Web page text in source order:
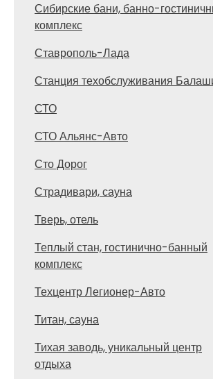
Сибирские бани, банно-
комплекс
Ставрополь-Лада
Станция техобслуживания
СТО
СТО Альянс-Авто
Сто Дорог
Страдивари, сауна
Тверь, отель
Теплый стан, гостинично-банный
комплекс
Техцентр Легионер-Авто
Титан, сауна
Тихая заводь, уникальный центр
отдыха